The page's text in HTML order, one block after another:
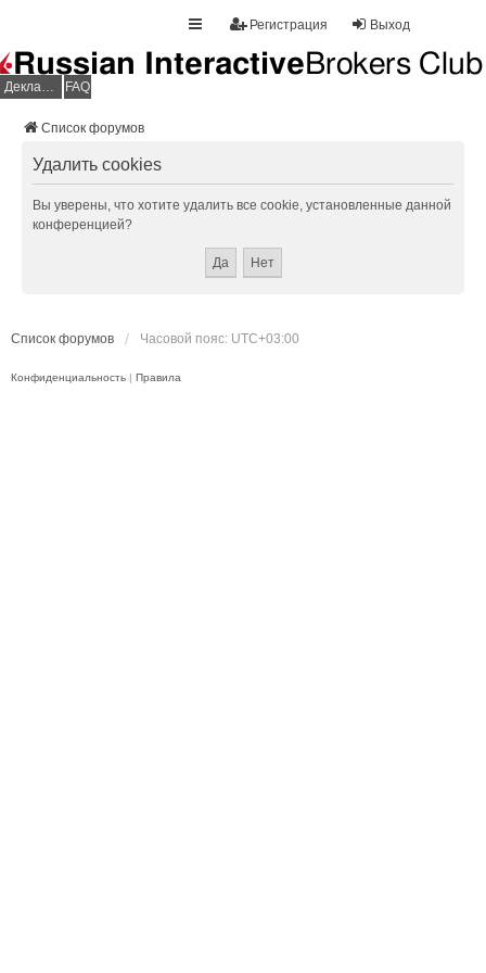
Выход
Регистрация
Декларация НДФЛ FAQ
Список форумов
Удалить cookies
Вы уверены, что хотите удалить все cookie, установленные данной
конференцией?
Список форумов Часовой пояс: UTC+03:00
Конфиденциальность | Правила